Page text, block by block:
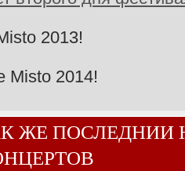
2013!
Misto 2014!
ЖЕ ПОСЛЕДНИИ